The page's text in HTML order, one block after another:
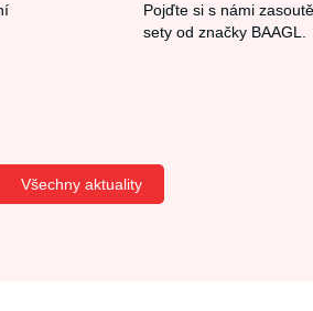
Pojďte si s námi
sety od značky BAAGL.
Všechny aktuality